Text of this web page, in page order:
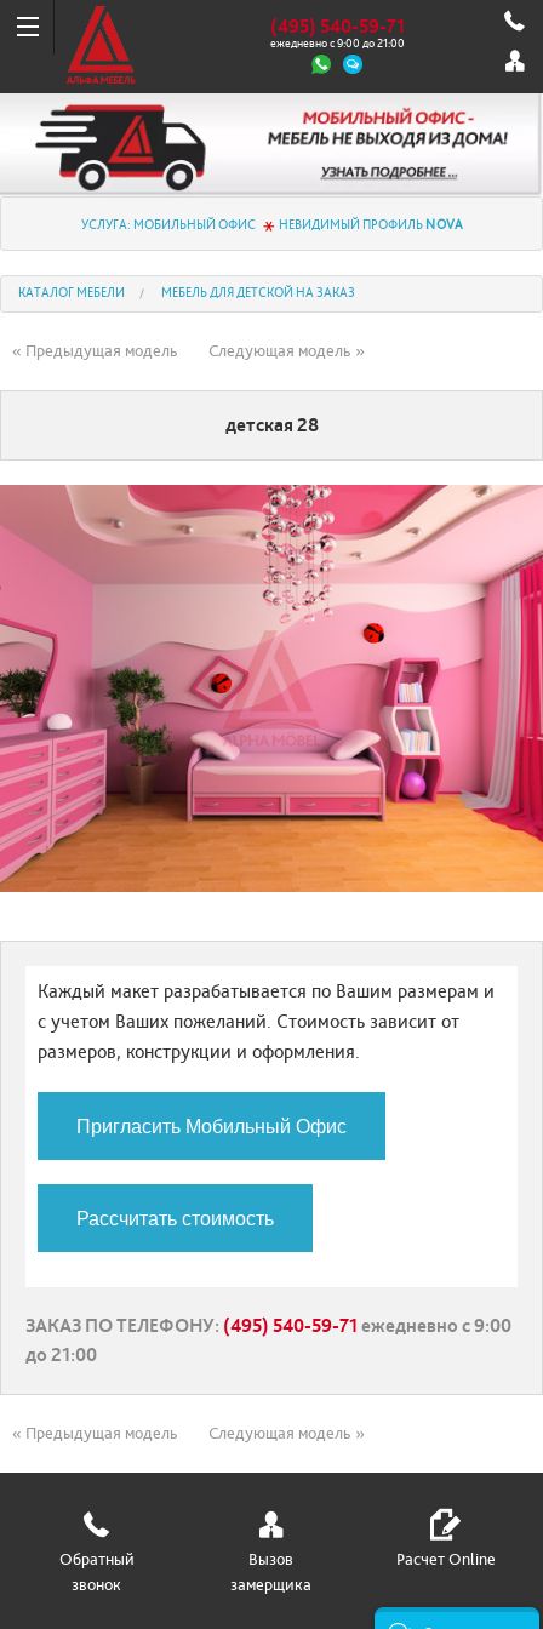
(495) 540-59-71
ежедневно с 9:00 до 21:00
УСЛУГА: МОБИЛЬНЫЙ ОФИС НЕВИДИМЫЙ ПРОФИЛЬ NOVA
КАТАЛОГ МЕБЕЛИ МЕБЕЛЬ ДЛЯ ДЕТСКОЙ НА ЗАКАЗ
« Предыдущая модель Следующая модель »
детская 28
Каждый макет разрабатывается по Вашим размерам и
с учетом Ваших пожеланий. Стоимость зависит от
размеров, конструкции и оформления.
Пригласить Мобильный Офис
Рассчитать стоимость
ЗАКАЗ ПО ТЕЛЕФОНУ: (495) 540-59-71 ежедневно с 9:00
до 21:00
« Предыдущая модель Следующая модель »
Обратный
звонок
Вызов
замерщика
Расчет Online